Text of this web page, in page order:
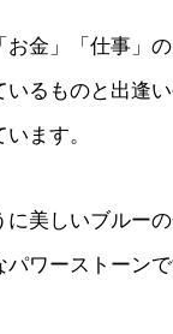
お金」「仕事」
いるものと出逢
ます。
に美しいブルー
ワーストーンで